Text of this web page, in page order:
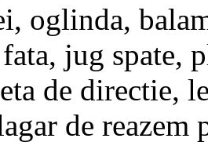
oglinda,
jug spate,
de directie,
de reazem